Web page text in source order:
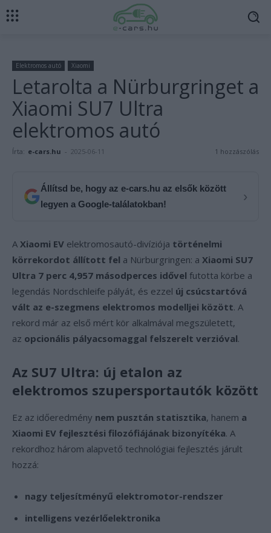
Elektromos autó Xiaomi
Letarolta a Nürburgringet a
Xiaomi SU7 Ultra
elektromos autó
Írta: e-cars.hu - 2025-06-11 1 hozzászólás
Állítsd be, hogy az e-cars.hu az elsők között
legyen a Google-találatokban!
›
A Xiaomi EV elektromosautó-divíziója történelmi
körrekordot állított fel a Nürburgringen: a Xiaomi SU7
Ultra 7 perc 4,957 másodperces idővel futotta körbe a
legendás Nordschleife pályát, és ezzel új csúcstartóvá
vált az e-szegmens elektromos modelljei között. A
rekord már az első mért kör alkalmával megszületett,
az opcionális pályacsomaggal felszerelt verzióval.
Az SU7 Ultra: új etalon az
elektromos szupersportautók között
Ez az időeredmény nem pusztán statisztika, hanem a
Xiaomi EV fejlesztési filozófiájának bizonyítéka. A
rekordhoz három alapvető technológiai fejlesztés járult
hozzá:
nagy teljesítményű elektromotor-rendszer
intelligens vezérlőelektronika